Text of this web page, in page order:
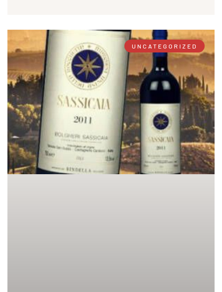
UNCATEGORIZED